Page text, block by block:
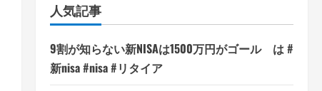
人気記事
9割が知らない新NISAは1500万円がゴール は #
新nisa #nisa #リタイア